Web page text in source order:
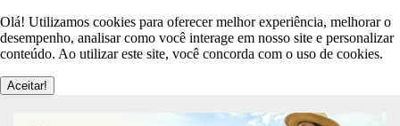
Olá! Utilizamos cookies para oferecer melhor experiência, melhorar o
desempenho, analisar como você interage em nosso site e personalizar
conteúdo. Ao utilizar este site, você concorda com o uso de cookies.
Aceitar!